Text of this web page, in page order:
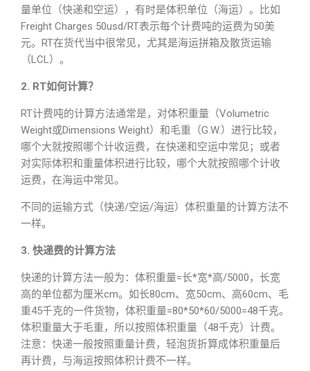
量单位（快递和空运），有时是体积单位（海运）。比如
Freight Charges 50usd/RT表示每个计费吨的运费为50美
元。RT在货代当中很常见，尤其是海运拼箱及散货运输
（LCL）。
2. RT如何计算？
RT计费吨的计算方法通常是，对体积重量（Volumetric
Weight或Dimensions Weight）和毛重（G.W.）进行比较，
哪个大就按照哪个计收运费，在快递和空运中常见；或者
对实际体积和重量体积进行比较，哪个大就按照哪个计收
运费，在海运中常见。
不同的运输方式（快递/空运/海运）体积重量的计算方法不
一样。
3. 快递费的计算方法
快递的计算方法一般为：体积重量=长*宽*高/5000，长宽
高的单位都为厘米cm。如长80cm、宽50cm、高60cm、毛
重45千克的一件货物，体积重量=80*50*60/5000=48千克。
体积重量大于毛重，所以按照体积重量（48千克）计费。
注意：快递一般按照重量计费，轻泡货折算成体积重量后
再计费，与海运按照体积计费不一样。